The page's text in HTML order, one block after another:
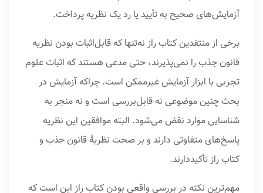
آزمایش‌های صحیح به تأیید یا رد یک نظریه پرداخت.
برخی از منتقدین کتاب راز نه‌تنها که قابل‌اثبات بودن نظریه
قانون جذب را نمی‌پذیرند، حتی مدعی هستند که اثبات علوم
تجربی با ابزار آزمایش غیرممکن است. چراکه آزمایش در
بحث چنین موضوعی نه قابل‌بررسی است و نه منجر به
شناسایی موارد نقض می‌شود. البته موافقین این نظریه
پاسخ‌های متفاوتی دارند و بر صحت نظریۀ قانون جذب و
کتاب راز تأکیددارند.
مهم‌ترین نکته در بررسی واقعی بودن کتاب راز این است که